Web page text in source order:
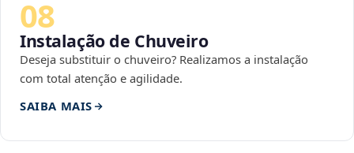
08
Instalação de Chuveiro
Deseja substituir o chuveiro? Realizamos a instalação
com total atenção e agilidade.
SAIBA MAIS